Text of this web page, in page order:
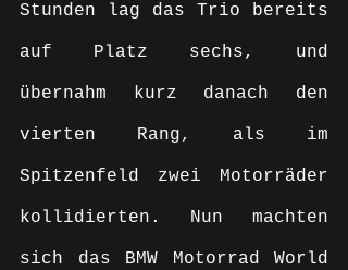
Stunden lag das Trio bereits
auf Platz sechs, und
übernahm kurz danach den
vierten Rang, als im
Spitzenfeld zwei Motorräder
kollidierten. Nun machten
sich das BMW Motorrad World